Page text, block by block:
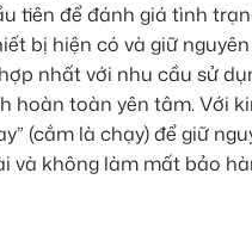
tiên để đánh giá tình
bị hiện có và giữ
nhất với nhu cầu sử
hoàn toàn yên tâm. Với
(cắm là chạy) để giữ
và không làm mất bảo